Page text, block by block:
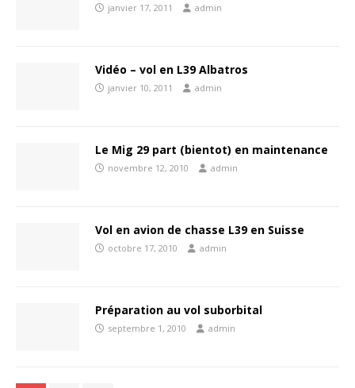
janvier 17, 2011 admin
Vidéo – vol en L39 Albatros
janvier 10, 2011 admin
Le Mig 29 part (bientot) en maintenance
novembre 12, 2010 admin
Vol en avion de chasse L39 en Suisse
octobre 17, 2010 admin
Préparation au vol suborbital
septembre 1, 2010 admin